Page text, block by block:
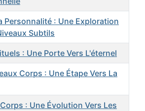
Personnalité : Une Exploration
Subtils
: Une Porte Vers L'éternel
Corps : Une Étape Vers La
: Une Évolution Vers Les